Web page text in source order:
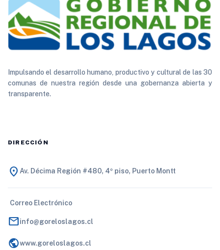
Impulsando el desarrollo humano, productivo y cultural de las 30
comunas de nuestra región desde una gobernanza abierta y
transparente.
DIRECCIÓN
location_on Av. Décima Región #480, 4º piso, Puerto Montt
Correo Electrónico
mailinfo@goreloslagos.cl
publicwww.goreloslagos.cl